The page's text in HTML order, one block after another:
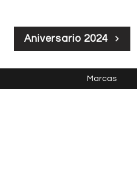
Aniversario 2024
Marcas